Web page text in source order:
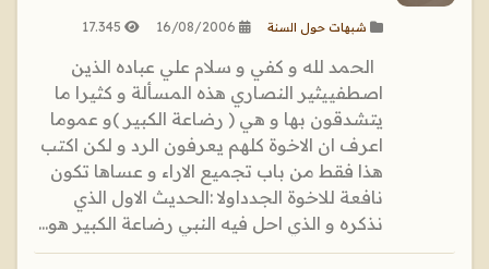
شبهات حول السنة 16/08/2006
17.345
الحمد لله و كفي و سلام علي عباده الذين
اصطفييثير النصاري هذه المسألة و كثيرا ما
يتشدقون بها و هي ( رضاعة الكبير )و عموما
اعرف ان الاخوة كلهم يعرفون الرد و لكن اكتب
هذا فقط من باب تجميع الاراء و عساها تكون
نافعة للاخوة الجدداولا :الحديث الاول الذي
نذكره و الذي احل فيه النبي رضاعة الكبير هو...